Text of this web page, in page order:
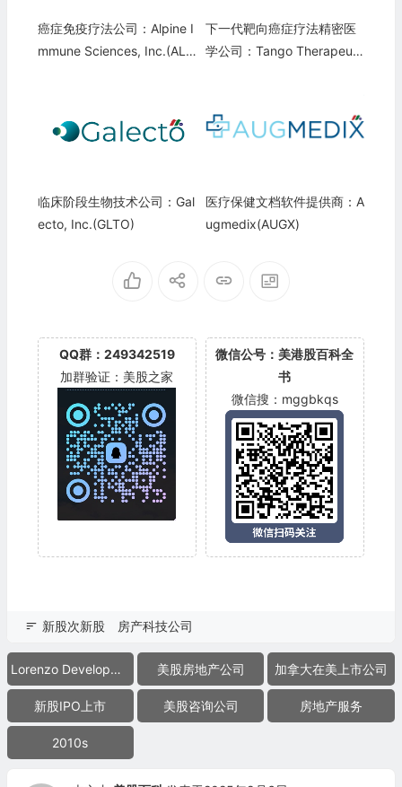
癌症免疫疗法公司：Alpine I
mmune Sciences, Inc.(ALP
下一代靶向癌症疗法精密医
学公司：Tango Therapeuti
临床阶段生物技术公司：Gal
ecto, Inc.(GLTO)
医疗保健文档软件提供商：A
ugmedix(AUGX)
QQ群：249342519
加群验证：美股之家
微信公号：美港股百科全
书
微信搜：mggbkqs
新股次新股 房产科技公司
Lorenzo Developments Inc. 美股房地产公司 加拿大在美上市公司
新股IPO上市 美股咨询公司 房地产服务
2010s